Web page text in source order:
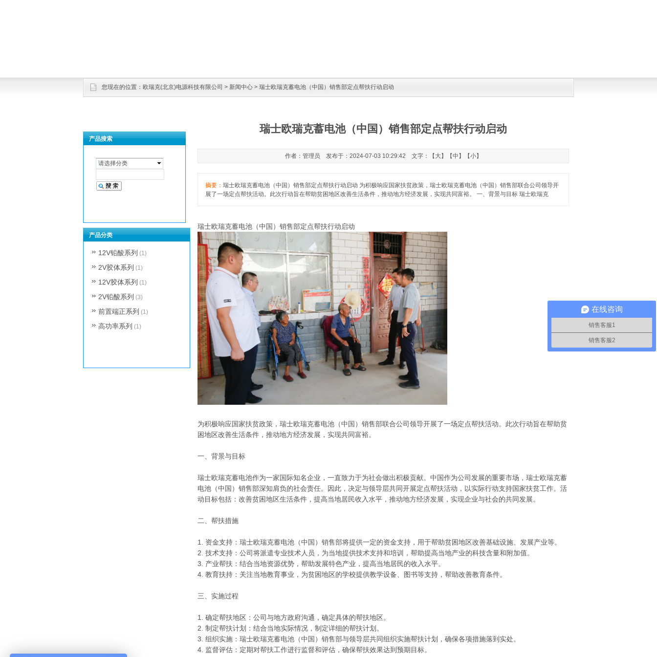
产品搜索
请选择分类
您现在的位置： 欧瑞克(北京)电源科技有限公司 > 新闻中心 > 瑞士欧瑞克蓄电池（中国）销售部定点帮扶行动启动
瑞士欧瑞克蓄电池（中国）销售部定点帮扶行动启动
作者：管理员 发布于：2024-07-03 10:29:42 文字：【 大】【中 】【小】
摘要： 瑞士欧瑞克蓄电池（中国）销售部定点帮扶行动启动 为积极响应国家扶贫政策，瑞士欧瑞克蓄电池（中国）销售部联合公司领导开
展了一场定点帮扶活动。此次行动旨在帮助贫困地区改善生活条件，推动地方经济发展，实现共同富裕。 一、背景与目标 瑞士欧瑞克
瑞士欧瑞克蓄电池（中国）销售部定点帮扶行动启动
为积极响应国家扶贫政策，瑞士欧瑞克蓄电池（中国）销售部联合公司领导开展了一场定点帮扶活动。此次行动旨在帮助贫
困地区改善生活条件，推动地方经济发展，实现共同富裕。
一、背景与目标
瑞士欧瑞克蓄电池作为一家国际知名企业，一直致力于为社会做出积极贡献。中国作为公司发展的重要市场，瑞士欧瑞克蓄
电池（中国）销售部深知肩负的社会责任。因此，决定与领导层共同开展定点帮扶活动，以实际行动支持国家扶贫工作。活
动目标包括：改善贫困地区生活条件，提高当地居民收入水平，推动地方经济发展，实现企业与社会的共同发展。
二、帮扶措施
1. 资金支持：瑞士欧瑞克蓄电池（中国）销售部将提供一定的资金支持，用于帮助贫困地区改善基础设施、发展产业等。
2. 技术支持：公司将派遣专业技术人员，为当地提供技术支持和培训，帮助提高当地产业的科技含量和附加值。
3. 产业帮扶：结合当地资源优势，帮助发展特色产业，提高当地居民的收入水平。
4. 教育扶持：关注当地教育事业，为贫困地区的学校提供教学设备、图书等支持，帮助改善教育条件。
三、实施过程
1. 确定帮扶地区：公司与地方政府沟通，确定具体的帮扶地区。
2. 制定帮扶计划：结合当地实际情况，制定详细的帮扶计划。
3. 组织实施：瑞士欧瑞克蓄电池（中国）销售部与领导层共同组织实施帮扶计划，确保各项措施落到实处。
4. 监督评估：定期对帮扶工作进行监督和评估，确保帮扶效果达到预期目标。
产品分类
12V铅酸系列 (1)
2V胶体系列 (1)
12V胶体系列 (1)
2V铅酸系列 (3)
前置端正系列 (1)
高功率系列 (1)
在线咨询
销售客服1
销售客服2